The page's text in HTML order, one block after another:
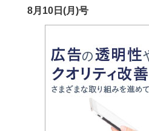
8月10日(月)号